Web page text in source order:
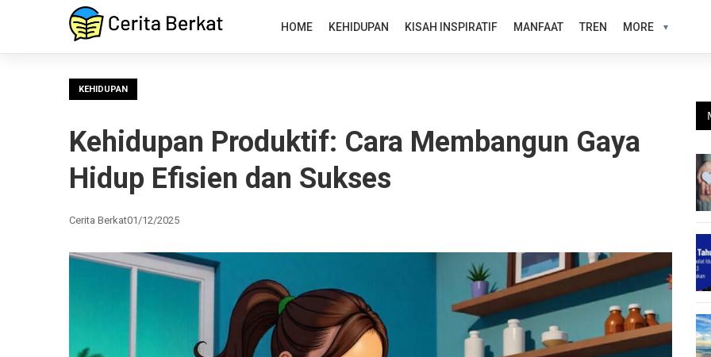
HOME KEHIDUPAN KISAH INSPIRATIF MANFAAT TREN MORE
KEHIDUPAN
Kehidupan Produktif: Cara Membangun Gaya
Hidup Efisien dan Sukses
Cerita Berkat01/12/2025